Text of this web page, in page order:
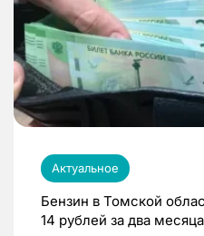
Актуальное
Бензин в Томской
14 рублей за два месяца